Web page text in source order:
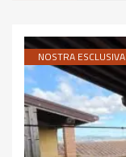
NOSTRA ESCLUSIVA